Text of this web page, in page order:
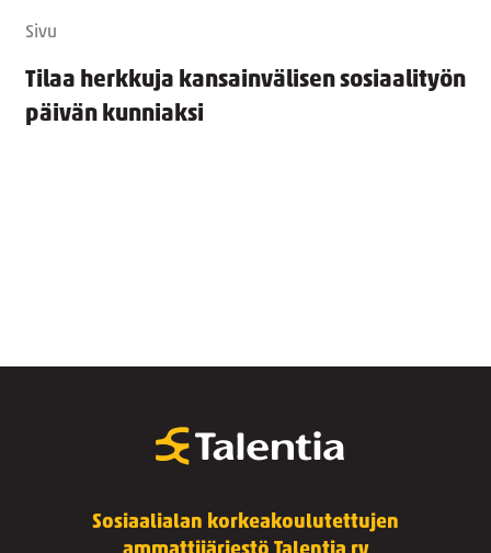
Sivu
Tilaa herkkuja kansainvälisen sosiaalityön
päivän kunniaksi
Sosiaalialan korkeakoulutettujen